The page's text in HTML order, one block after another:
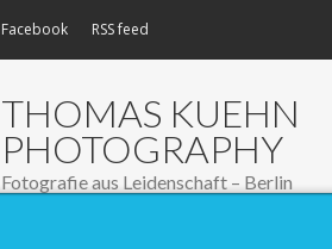
Facebook RSS feed
THOMAS KUEHN
PHOTOGRAPHY
Fotografie aus Leidenschaft – Berlin